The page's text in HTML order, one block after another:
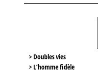
> Doubles vies
> L’homme fidèle